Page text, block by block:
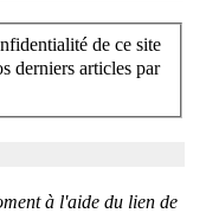
de ce site
derniers articles par
à l'aide du lien de